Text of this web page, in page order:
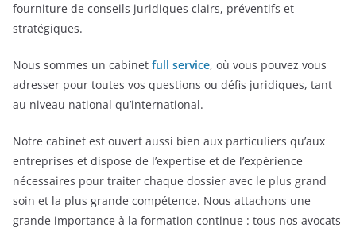
fourniture de conseils juridiques clairs, préventifs et
stratégiques.
Nous sommes un cabinet full service, où vous pouvez vous
adresser pour toutes vos questions ou défis juridiques, tant
au niveau national qu’international.
Notre cabinet est ouvert aussi bien aux particuliers qu’aux
entreprises et dispose de l’expertise et de l’expérience
nécessaires pour traiter chaque dossier avec le plus grand
soin et la plus grande compétence. Nous attachons une
grande importance à la formation continue : tous nos avocats